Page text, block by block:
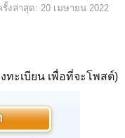
งล่าสุด: 20 เมษายน 2022
ะเบียน เพื่อที่จะโพสต์)